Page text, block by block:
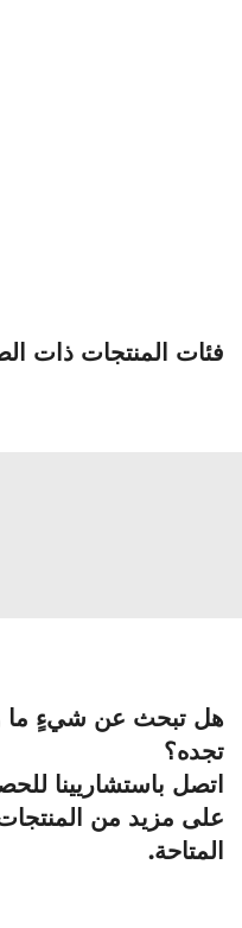
فئات المنتجات ذات
هل تبحث عن شيءٍ ما
تجده؟
اتصل باستشاريينا
على مزيد من
المتاحة.